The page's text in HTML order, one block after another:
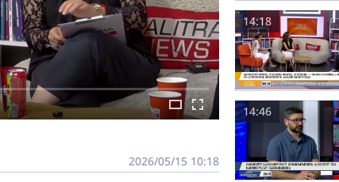
2026/05/15 10:18
14:18
14:46